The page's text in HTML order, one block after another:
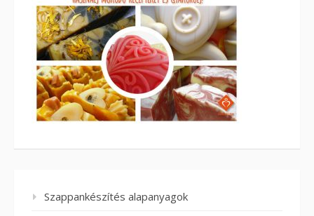
Szappankészítés alapanyagok